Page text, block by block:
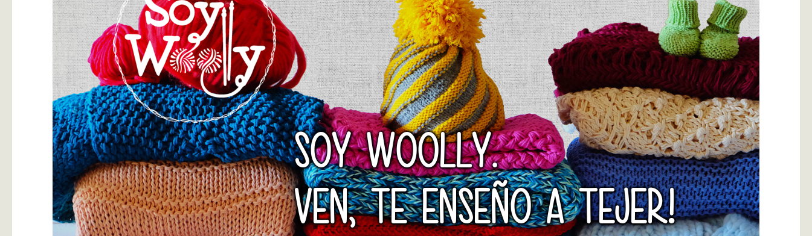
SOY WOOLLY.
VEN, TE ENSEÑO A TEJER!